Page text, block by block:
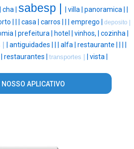
cha | sabesp | | villa | panoramica | |
| | | casa | carros | | | emprego | deposito |
| prefeitura | hotel | vinhos, | cozinha |
| | antiguidades | | | alfa | restaurante | | | |
restaurantes | transportes | | vista |
NOSSO APLICATIVO